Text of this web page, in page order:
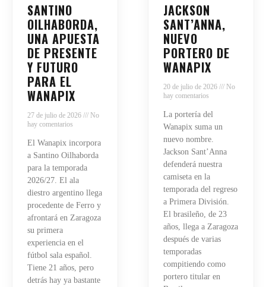
SANTINO
OILHABORDA,
UNA APUESTA
DE PRESENTE
Y FUTURO
PARA EL
WANAPIX
27 de julio de 2026
No
hay comentarios
El Wanapix incorpora
a Santino Oilhaborda
para la temporada
2026/27. El ala
diestro argentino llega
procedente de Ferro y
afrontará en Zaragoza
su primera
experiencia en el
fútbol sala español.
Tiene 21 años, pero
detrás hay ya bastante
JACKSON
SANT’ANNA,
NUEVO
PORTERO DE
WANAPIX
20 de julio de 2026
No
hay comentarios
La portería del
Wanapix suma un
nuevo nombre.
Jackson Sant’Anna
defenderá nuestra
camiseta en la
temporada del regreso
a Primera División.
El brasileño, de 23
años, llega a Zaragoza
después de varias
temporadas
compitiendo como
portero titular en